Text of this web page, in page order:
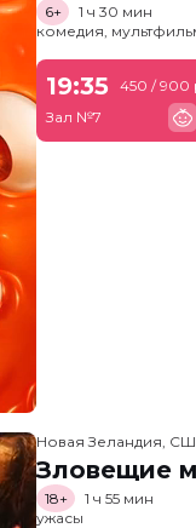
6+
1 ч 30 мин
комедия,
19:35
Зал №7
450 / 900
Новая Зеландия,
Зловещие
18+
1 ч 55 мин
ужасы